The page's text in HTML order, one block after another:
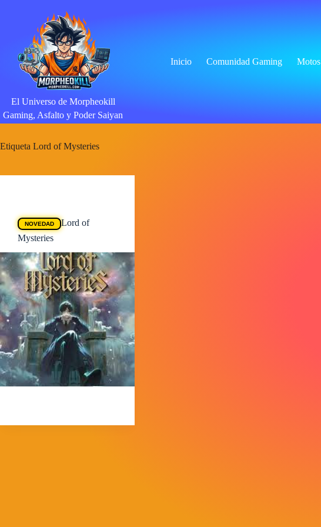
El Universo de Morpheokill
Gaming, Asfalto y Poder Saiyan
Inicio Comunidad Gaming Motos
Etiqueta Lord of Mysteries
NOVEDAD
Lord of
Mysteries